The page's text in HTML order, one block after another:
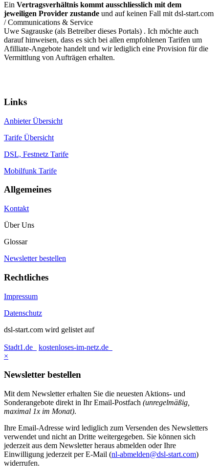
Ein Vertragsverhältnis kommt ausschliesslich mit dem
jeweiligen Provider zustande und auf keinen Fall mit dsl-start.com
/Communications & Service
Uwe Sagrauske (als Betreiber dieses Portals) . Ich möchte auch
darauf hinweisen, dass es sich bei allen empfohlenen Tarifen um
Afilliate-Angebote handelt und wir lediglich eine Provision für die
Vermittlung von Aufträgen erhalten.
Links
Anbieter Übersicht
Tarife Übersicht
DSL, Festnetz Tarife
Mobilfunk Tarife
Allgemeines
Kontakt
Über Uns
Glossar
Newsletter bestellen
Rechtliches
Impressum
Datenschutz
dsl-start.com wird gelistet auf
Stadt1.de
kostenloses-im-netz.de
×
Newsletter bestellen
Mit dem Newsletter erhalten Sie die neuesten Aktions- und
Sonderangebote direkt in Ihr Email-Postfach (unregelmäßig,
maximal 1x im Monat).
Ihre Email-Adresse wird lediglich zum Versenden des Newsletters
verwendet und nicht an Dritte weitergegeben. Sie können sich
jederzeit aus dem Newsletter heraus abmelden oder Ihre
Einwilligung jederzeit per E-Mail (nl-abmelden@dsl-start.com)
widerrufen.